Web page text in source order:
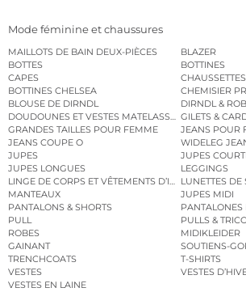
Mode féminine et chaussures
MAILLOTS DE BAIN DEUX-PIÈCES
BLAZER
BOTTES
BOTTINES
CAPES
CHAUSSETTES
BOTTINES CHELSEA
CHEMISIER
BLOUSE DE DIRNDL
DIRNDL &
DOUDOUNES ET VESTES MATELASSÉESGILETS &
GRANDES TAILLES POUR FEMME
JEANS POUR
JEANS COUPE O
WIDELEG
JUPES
JUPES
JUPES LONGUES
LEGGINGS
LINGE DE CORPS ET VÊTEMENTS D’INTÉRIEUR
LUNETTES DE
MANTEAUX
JUPES MIDI
PANTALONS & SHORTS
PANTALONES
PULL
PULLS &
ROBES
MIDIKLEIDER
GAINANT
SOUTIENS-
TRENCHCOATS
T-SHIRTS
VESTES
VESTES
VESTES EN LAINE